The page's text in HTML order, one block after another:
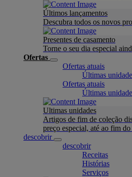
Últimos lançamentos
Descubra todos os novos
Presentes de casamento
Torne o seu dia especial
Ofertas
Ofertas atuais
Últimas
Ofertas atuais
Últimas
Ultimas unidades
Artigos de fim de coleção
preço especial, até ao fim
descobrir
descobrir
Receitas
Histórias
Serviços